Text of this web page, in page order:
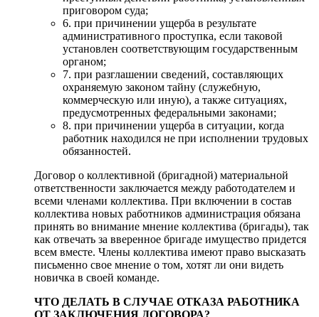
приговором суда;
6. при причинении ущерба в результате
административного проступка, если таковой
установлен соответствующим государственным
органом;
7. при разглашении сведений, составляющих
охраняемую законом тайну (служебную,
коммерческую или иную), а также ситуациях,
предусмотренных федеральными законами;
8. при причинении ущерба в ситуации, когда
работник находился не при исполнении трудовых
обязанностей.
Договор о коллективной (бригадной) материальной
ответственности заключается между работодателем и
всеми членами коллектива. При включении в состав
коллектива новых работников администрация обязана
принять во внимание мнение коллектива (бригады), так
как отвечать за вверенное бригаде имущество придется
всем вместе. Члены коллектива имеют право высказать
письменно свое мнение о том, хотят ли они видеть
новичка в своей команде.
ЧТО ДЕЛАТЬ В СЛУЧАЕ ОТКАЗА РАБОТНИКА